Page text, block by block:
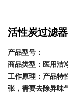
活性炭过滤器
产品型号：
商品类型：医用洁
工作原理：产品
张，需要去除异味